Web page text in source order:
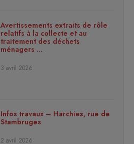
Avertissements extraits de rôle
relatifs à la collecte et au
traitement des déchets
ménagers …
3 avril 2026
Infos travaux – Harchies, rue de
Stambruges
2 avril 2026